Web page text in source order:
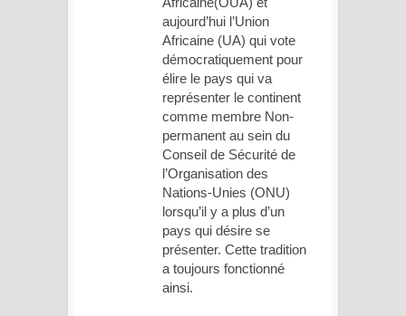
aujourd’hui l’Union
Africaine (UA) qui vote
démocratiquement pour
élire le pays qui va
représenter le continent
comme membre Non-
permanent au sein du
Conseil de Sécurité de
l’Organisation des
Nations-Unies (ONU)
lorsqu’il y a plus d’un
pays qui désire se
présenter. Cette tradition
a toujours fonctionné
ainsi.